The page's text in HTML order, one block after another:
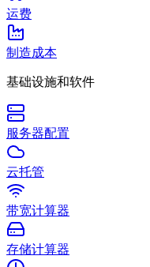
运费
制造成本
基础设施和软件
服务器配置
云托管
带宽计算器
存储计算器